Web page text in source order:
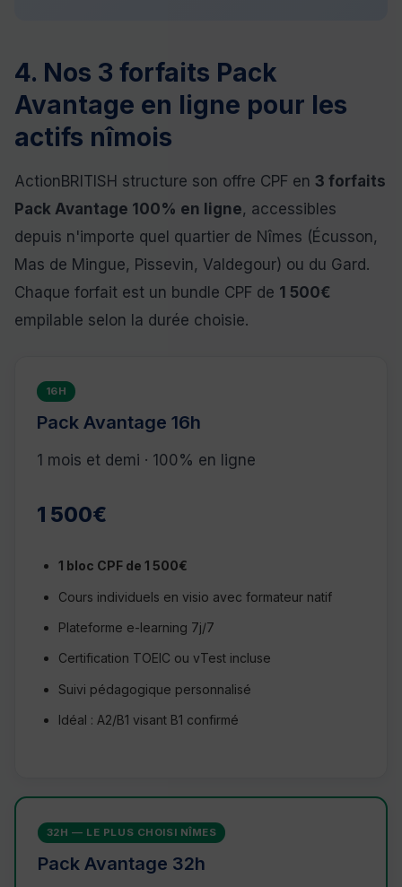
4. Nos 3 forfaits Pack
Avantage en ligne pour les
actifs nîmois
ActionBRITISH structure son offre CPF en 3 forfaits
Pack Avantage 100% en ligne, accessibles
depuis n'importe quel quartier de Nîmes (Écusson,
Mas de Mingue, Pissevin, Valdegour) ou du Gard.
Chaque forfait est un bundle CPF de 1 500€
empilable selon la durée choisie.
16H
Pack Avantage 16h
1 mois et demi · 100% en ligne
1 500€
1 bloc CPF de 1 500€
Cours individuels en visio avec formateur natif
Plateforme e-learning 7j/7
Certification TOEIC ou vTest incluse
Suivi pédagogique personnalisé
Idéal : A2/B1 visant B1 confirmé
32H — LE PLUS CHOISI NÎMES
Pack Avantage 32h